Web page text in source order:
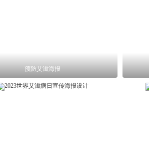
预防艾滋海报